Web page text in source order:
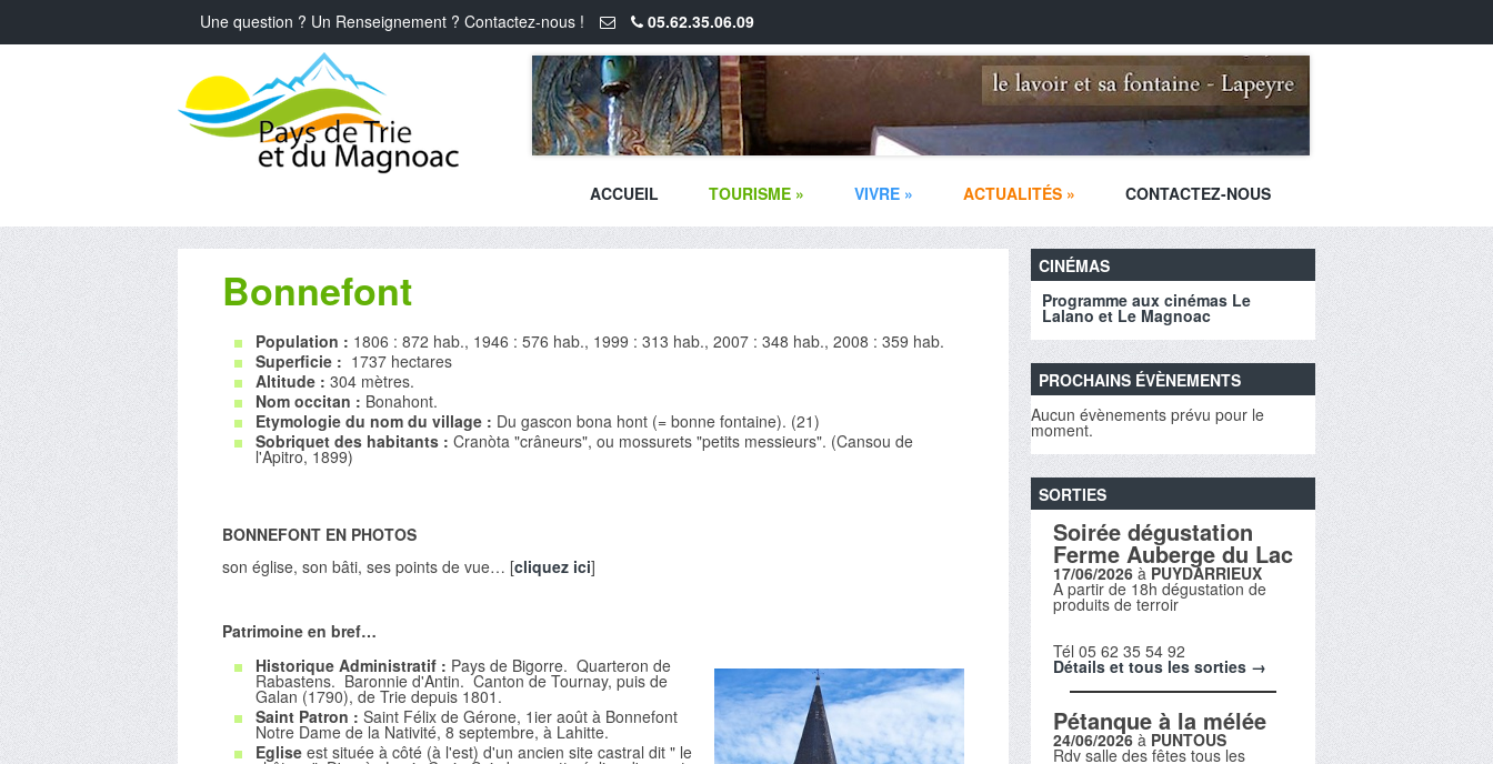
Une question ? Un Renseignement ? Contactez-nous ! 05.62.35.06.09
ACCUEIL TOURISME » VIVRE » ACTUALITÉS » CONTACTEZ-NOUS
Bonnefont
Population : 1806 : 872 hab., 1946 : 576 hab., 1999 : 313 hab., 2007 : 348 hab., 2008 : 359 hab.
Superficie : 1737 hectares
Altitude : 304 mètres.
Nom occitan : Bonahont.
Etymologie du nom du village : Du gascon bona hont (= bonne fontaine). (21)
Sobriquet des habitants : Cranòta "crâneurs", ou mossurets "petits messieurs". (Cansou de
l'Apitro, 1899)
BONNEFONT EN PHOTOS
son église, son bâti, ses points de vue… [cliquez ici]
Patrimoine en bref…
Historique Administratif : Pays de Bigorre. Quarteron de
Rabastens. Baronnie d'Antin. Canton de Tournay, puis de
Galan (1790), de Trie depuis 1801.
Saint Patron : Saint Félix de Gérone, 1ier août à Bonnefont
Notre Dame de la Nativité, 8 septembre, à Lahitte.
Eglise est située à côté (à l'est) d'un ancien site castral dit " le
CINÉMAS
Programme aux cinémas Le
Lalano et Le Magnoac
PROCHAINS ÉVÈNEMENTS
Aucun évènements prévu pour le
moment.
SORTIES
Soirée dégustation
Ferme Auberge du Lac
17/06/2026 à PUYDARRIEUX
A partir de 18h dégustation de
produits de terroir
Tél 05 62 35 54 92
Détails et tous les sorties →
Pétanque à la mélée
24/06/2026 à PUNTOUS
Rdv salle des fêtes tous les